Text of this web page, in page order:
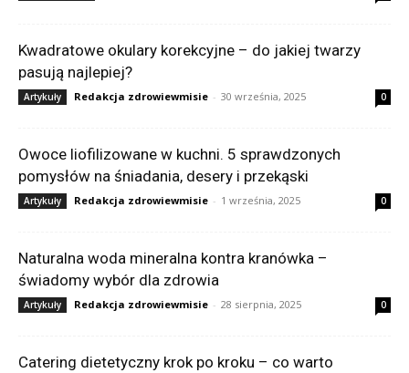
Kwadratowe okulary korekcyjne – do jakiej twarzy
pasują najlepiej?
Artykuły Redakcja zdrowiewmisie - 30 września, 2025 0
Owoce liofilizowane w kuchni. 5 sprawdzonych
pomysłów na śniadania, desery i przekąski
Artykuły Redakcja zdrowiewmisie - 1 września, 2025 0
Naturalna woda mineralna kontra kranówka –
świadomy wybór dla zdrowia
Artykuły Redakcja zdrowiewmisie - 28 sierpnia, 2025 0
Catering dietetyczny krok po kroku – co warto